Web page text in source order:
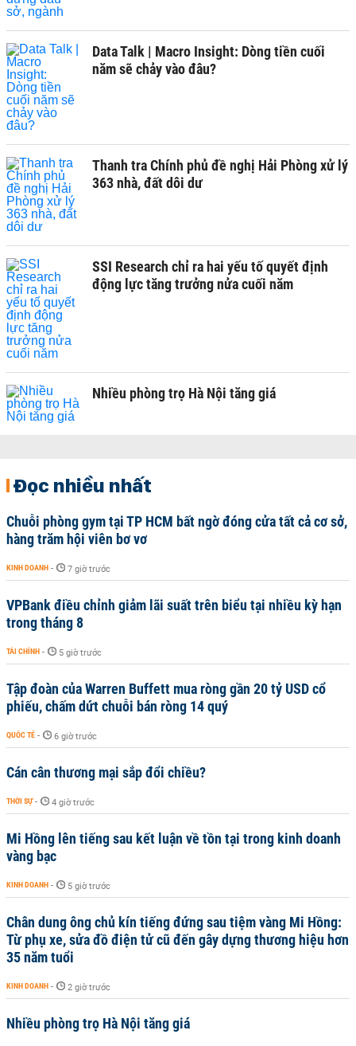
Data Talk | Macro Insight: Dòng tiền cuối
năm sẽ chảy vào đâu?
Thanh tra Chính phủ đề nghị Hải Phòng xử lý
363 nhà, đất dôi dư
SSI Research chỉ ra hai yếu tố quyết định
động lực tăng trưởng nửa cuối năm
Nhiều phòng trọ Hà Nội tăng giá
Đọc nhiều nhất
Chuỗi phòng gym tại TP HCM bất ngờ đóng cửa tất cả cơ sở,
hàng trăm hội viên bơ vơ
KINH DOANH - 7 giờ trước
VPBank điều chỉnh giảm lãi suất trên biểu tại nhiều kỳ hạn
trong tháng 8
TÀI CHÍNH - 5 giờ trước
Tập đoàn của Warren Buffett mua ròng gần 20 tỷ USD cổ
phiếu, chấm dứt chuỗi bán ròng 14 quý
QUỐC TẾ - 6 giờ trước
Cán cân thương mại sắp đổi chiều?
THỜI SỰ - 4 giờ trước
Mi Hồng lên tiếng sau kết luận về tồn tại trong kinh doanh
vàng bạc
KINH DOANH - 5 giờ trước
Chân dung ông chủ kín tiếng đứng sau tiệm vàng Mi Hồng:
Từ phụ xe, sửa đồ điện tử cũ đến gây dựng thương hiệu hơn
35 năm tuổi
KINH DOANH - 2 giờ trước
Nhiều phòng trọ Hà Nội tăng giá